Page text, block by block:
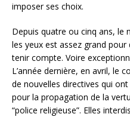
imposer ses choix.
Depuis quatre ou cinq ans, le
les yeux est assez grand
tenir compte. Voire
L’année dernière, en avril, le
de nouvelles directives qui
pour la propagation de la
“police religieuse”. Elles